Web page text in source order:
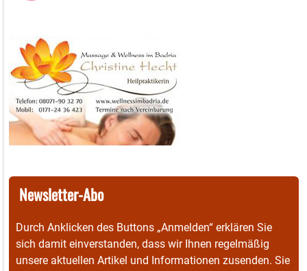
Newsletter-Abo
Durch Anklicken des Buttons „Anmelden“ erklären Sie
sich damit einverstanden, dass wir Ihnen regelmäßig
unsere aktuellen Artikel und Informationen zusenden. Sie